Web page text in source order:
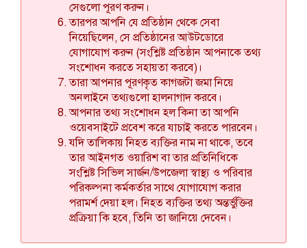
সেগুলো পূরণ করুন।
তারপর আপনি যে প্রতিষ্ঠান থেকে সেবা
নিয়েছিলেন, সে প্রতিষ্ঠানের আউটডোরে
যোগাযোগ করুন (সংশ্লিষ্ট প্রতিষ্ঠান আপনাকে তথ্য
সংশোধন করতে সহায়তা করবে)।
তারা আপনার পূরণকৃত কাগজটা জমা নিয়ে
অনলাইনে তথ্যগুলো হালনাগাদ করবে।
আপনার তথ্য সংশোধন হল কিনা তা আপনি
ওয়েবসাইটে প্রবেশ করে যাচাই করতে পারবেন।
যদি তালিকায় নিহত ব্যক্তির নাম না থাকে, তবে
তার আইনগত ওয়ারিশ বা তার প্রতিনিধিকে
সংশ্লিষ্ট সিভিল সার্জন/উপজেলা স্বাস্থ্য ও পরিবার
পরিকল্পনা কর্মকর্তার সাথে যোগাযোগ করার
পরামর্শ দেয়া হল। নিহত ব্যক্তির তথ্য অন্তর্ভুক্তির
প্রক্রিয়া কি হবে, তিনি তা জানিয়ে দেবেন।